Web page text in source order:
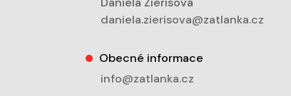
daniela.zierisova@zatlanka.cz
Obecné informace
info@zatlanka.cz